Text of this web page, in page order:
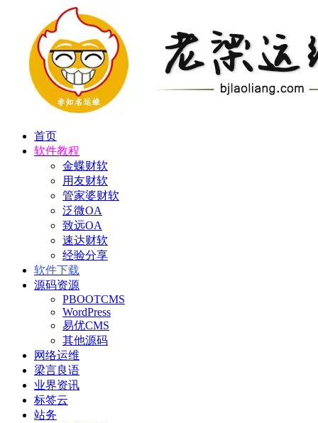
首页
软件教程
金蝶财软
用友财软
管家婆财软
泛微OA
致远OA
速达财软
经验分享
软件下载
源码资源
PBOOTCMS
WordPress
易优CMS
其他源码
网络运维
梁言良语
业界资讯
标签云
站务